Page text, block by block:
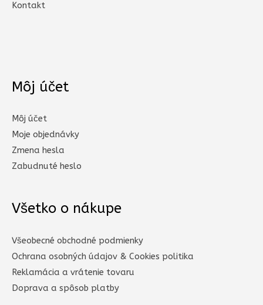
Kontakt
Môj účet
Môj účet
Moje objednávky
Zmena hesla
Zabudnuté heslo
Všetko o nákupe
Všeobecné obchodné podmienky
Ochrana osobných údajov & Cookies politika
Reklamácia a vrátenie tovaru
Doprava a spôsob platby​